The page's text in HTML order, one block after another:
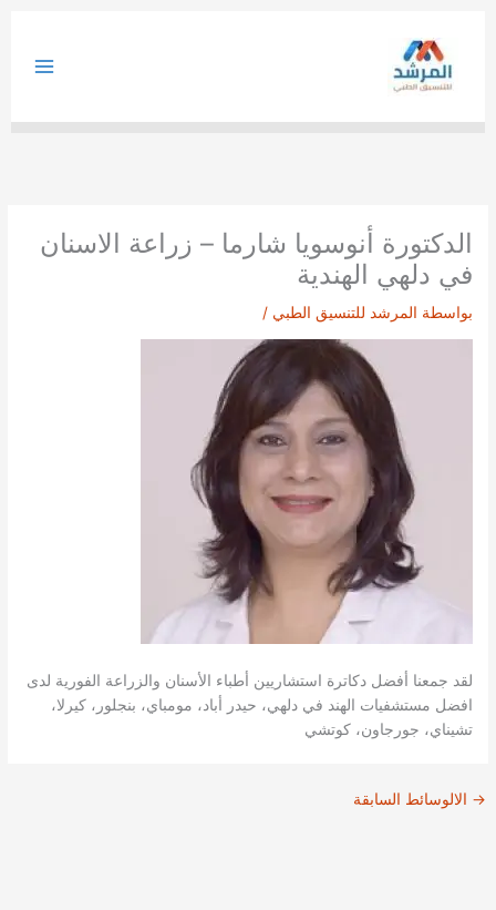
الدكتورة أنوسويا شارما – زراعة الاسنان
في دلهي الهندية
بواسطة المرشد للتنسيق الطبي/
لقد جمعنا أفضل دكاترة استشاريين أطباء الأسنان والزراعة الفورية لدى
افضل مستشفيات الهند في دلهي، حيدر أباد، مومباي، بنجلور، كيرلا،
تشيناي، جورجاون، كوتشي
→ الالوسائط السابقة